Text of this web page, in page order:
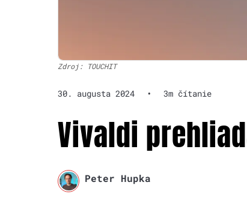
Zdroj: TOUCHIT
30. augusta 2024 • 3m čítanie
Vivaldi
Peter Hupka